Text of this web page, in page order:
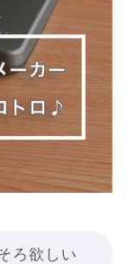
ろ欲しい